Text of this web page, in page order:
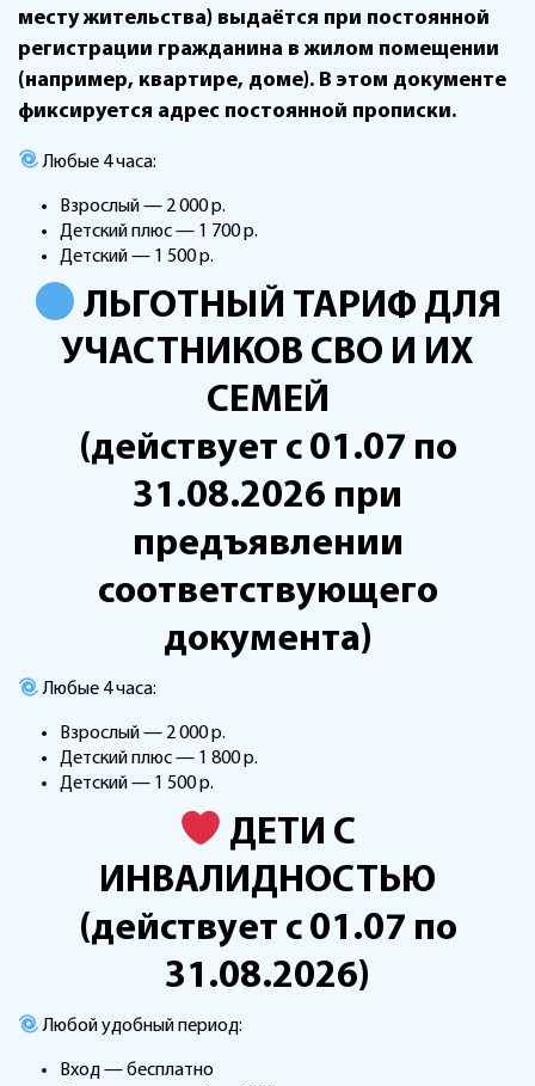
месту жительства) выдаётся при постоянной
регистрации гражданина в жилом помещении
(например, квартире, доме). В этом документе
фиксируется адрес постоянной прописки.
Любые 4 часа:
Взрослый — 2 000 р.
Детский плюс — 1 700 р.
Детский — 1 500 р.
ЛЬГОТНЫЙ ТАРИФ ДЛЯ
УЧАСТНИКОВ СВО И ИХ
СЕМЕЙ
(действует с 01.07 по
31.08.2026 при
предъявлении
соответствующего
документа)
Любые 4 часа:
Взрослый — 2 000 р.
Детский плюс — 1 800 р.
Детский — 1 500 р.
ДЕТИ С
ИНВАЛИДНОСТЬЮ
(действует с 01.07 по
31.08.2026)
Любой удобный период:
Вход — бесплатно